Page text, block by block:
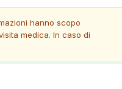
hanno scopo
medica. In caso di